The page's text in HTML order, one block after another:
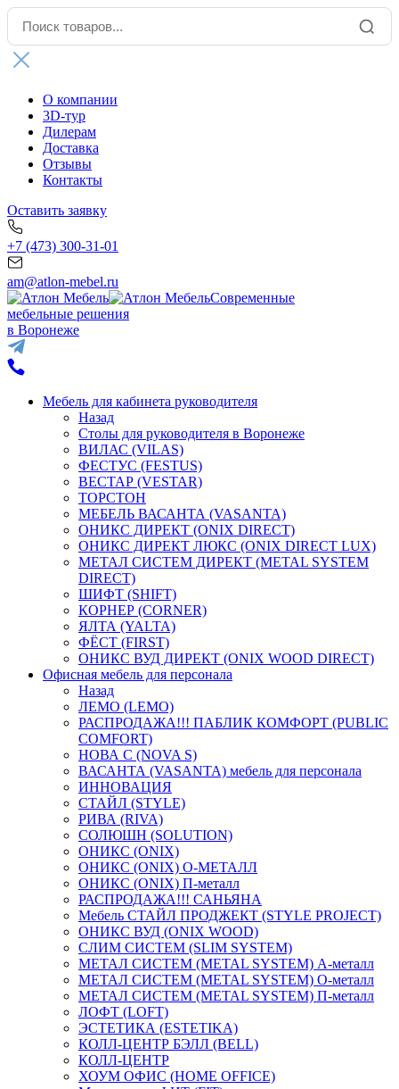
О компании
3D-тур
Дилерам
Доставка
Отзывы
Контакты
Оставить заявку
+7 (473) 300-31-01
am@atlon-mebel.ru
Современные
мебельные решения
в Воронеже
Мебель для кабинета руководителя
Назад
Столы для руководителя в Воронеже
ВИЛАС (VILAS)
ФЕСТУС (FESTUS)
ВЕСТАР (VESTAR)
ТОРСТОН
МЕБЕЛЬ ВАСАНТА (VASANTA)
ОНИКС ДИРЕКТ (ONIX DIRECT)
ОНИКС ДИРЕКТ ЛЮКС (ONIX DIRECT LUX)
МЕТАЛ СИСТЕМ ДИРЕКТ (METAL SYSTEM
DIRECT)
ШИФТ (SHIFT)
КОРНЕР (CORNER)
ЯЛТА (YALTA)
ФЁСТ (FIRST)
ОНИКС ВУД ДИРЕКТ (ONIX WOOD DIRECT)
Офисная мебель для персонала
Назад
ЛЕМО (LEMO)
РАСПРОДАЖА!!! ПАБЛИК КОМФОРТ (PUBLIC
COMFORT)
НОВА С (NOVA S)
ВАСАНТА (VASANTA) мебель для персонала
ИННОВАЦИЯ
СТАЙЛ (STYLE)
РИВА (RIVA)
СОЛЮШН (SOLUTION)
ОНИКС (ONIX)
ОНИКС (ONIX) O-МЕТАЛЛ
ОНИКС (ONIX) П-металл
РАСПРОДАЖА!!! САНЬЯНА
Мебель СТАЙЛ ПРОДЖЕКТ (STYLE PROJECT)
ОНИКС ВУД (ONIX WOOD)
СЛИМ СИСТЕМ (SLIM SYSTEM)
МЕТАЛ СИСТЕМ (METAL SYSTEM) А-металл
МЕТАЛ СИСТЕМ (METAL SYSTEM) О-металл
МЕТАЛ СИСТЕМ (METAL SYSTEM) П-металл
ЛОФТ (LOFT)
ЭСТЕТИКА (ESTETIKA)
КОЛЛ-ЦЕНТР БЭЛЛ (BELL)
КОЛЛ-ЦЕНТР
ХОУМ ОФИС (HOME OFFICE)